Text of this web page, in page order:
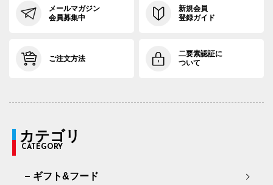
メールマガジン
会員募集中
新規会員
登録ガイド
ご注文方法
二要素認証に
ついて
カテゴリ
CATEGORY
ギフト&フード